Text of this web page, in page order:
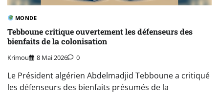
MONDE
Tebboune critique ouvertement les défenseurs des
bienfaits de la colonisation
Krimou 8 Mai 2026 0
Le Président algérien Abdelmadjid Tebboune a critiqué
les défenseurs des bienfaits présumés de la